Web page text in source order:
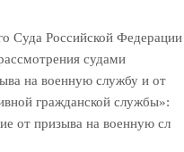
Суда Российской Федерации
судами
на военную службу и от
гражданской службы»:
от призыва на военную сл